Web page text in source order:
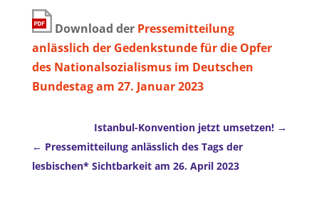
Download der Pressemitteilung
anlässlich der Gedenkstunde für die Opfer
des Nationalsozialismus im Deutschen
Bundestag am 27. Januar 2023
Istanbul-Konvention jetzt umsetzen!
Pressemitteilung anlässlich des Tags der
lesbischen* Sichtbarkeit am 26. April 2023